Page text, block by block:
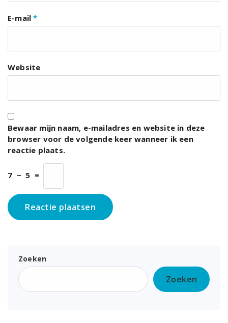
E-mail*
Website
Bewaar mijn naam, e-mailadres en website in deze
browser voor de volgende keer wanneer ik een
reactie plaats.
7 − 5 =
Zoeken
Zoeken